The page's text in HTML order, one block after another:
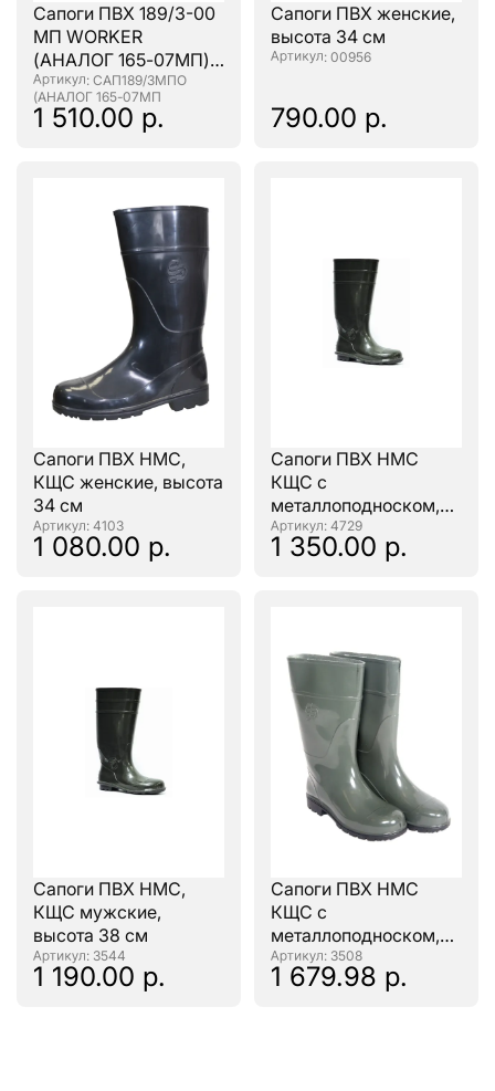
Сапоги ПВХ 189/3-00
МП WORKER
(АНАЛОГ 165-07МП)
мет. подносок, олива/
белый/черный
: САП189/3МПО
(АНАЛОГ 165-07МП
1 510.00 р.
Сапоги ПВХ женские,
высота 34 см
: 00956
790.00 р.
Сапоги ПВХ НМС,
КЩС женские, высота
34 см
: 4103
1 080.00 р.
Сапоги ПВХ НМС
КЩС с
металлоподноском,
женские, высота 34
см
: 4729
1 350.00 р.
Сапоги ПВХ НМС,
КЩС мужские,
высота 38 см
: 3544
1 190.00 р.
Сапоги ПВХ НМС
КЩС с
металлоподноском,
мужские, высота 38
см
: 3508
1 679.98 р.